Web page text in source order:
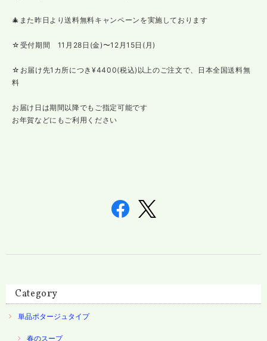
🎄また昨日より送料無料キャンペーンを実施しております
☆受付期間 11月28日(金)〜12月15日(月)
☆お届け先1カ所につき¥4400(税込)以上のご注文で、日本全国送料無
料
お届け日は期間以降でもご指定可能です
お年賀などにもご利用ください
Category
単品ポタージュタイプ
春のスープ